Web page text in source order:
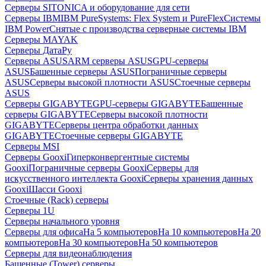
Серверы SITONICA и оборудование для сети
Серверы IBMIBM PureSystems: Flex System и PureFlexСистемы
IBM PowerСнятые с производства серверные системы IBM
Серверы MAYAK
Серверы ДатаРу
Серверы ASUSARM серверы ASUSGPU-серверы
ASUSБашенные серверы ASUSПограничные серверы
ASUSСерверы высокой плотности ASUSСтоечные серверы
ASUS
Серверы GIGABYTEGPU-серверы GIGABYTEБашенные
серверы GIGABYTEСерверы высокой плотности
GIGABYTEСерверы центра обработки данных
GIGABYTEСтоечные серверы GIGABYTE
Серверы MSI
Серверы GooxiГиперконвергентные системы
GooxiПограничные серверы GooxiСерверы для
искусственного интеллекта GooxiСерверы хранения данных
GooxiШасси Gooxi
Стоечные (Rack) серверы
Серверы 1U
Серверы начального уровня
Серверы для офисаНа 5 компьютеровНа 10 компьютеровНа 20
компьютеровНа 30 компьютеровНа 50 компьютеров
Серверы для видеонаблюдения
Башенные (Tower) серверы